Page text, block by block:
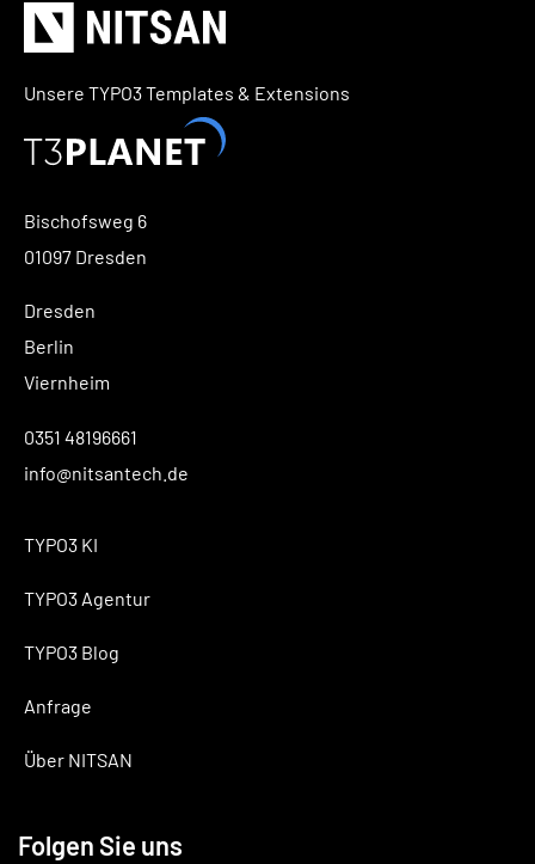
Unsere TYPO3 Templates & Extensions
Bischofsweg 6
01097 Dresden
Dresden
Berlin
Viernheim
0351 48196661
info@nitsantech.de
TYPO3 KI
TYPO3 Agentur
TYPO3 Blog
Anfrage
Über NITSAN
Folgen Sie uns